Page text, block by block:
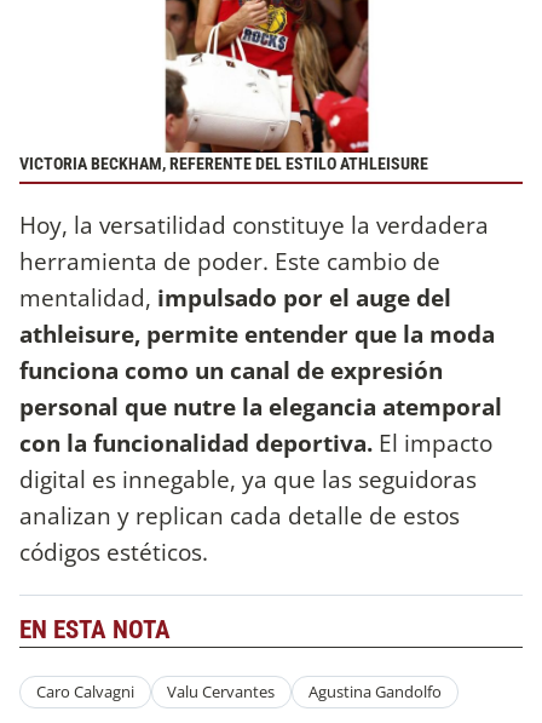
VICTORIA BECKHAM, REFERENTE DEL ESTILO ATHLEISURE
Hoy, la versatilidad constituye la verdadera
herramienta de poder. Este cambio de
mentalidad, impulsado por el auge del
athleisure, permite entender que la moda
funciona como un canal de expresión
personal que nutre la elegancia atemporal
con la funcionalidad deportiva. El impacto
digital es innegable, ya que las seguidoras
analizan y replican cada detalle de estos
códigos estéticos.
EN ESTA NOTA
Caro Calvagni Valu Cervantes Agustina Gandolfo